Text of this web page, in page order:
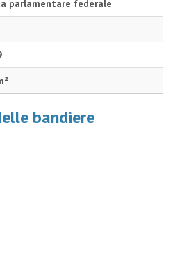
parlamentare federale
bandiere